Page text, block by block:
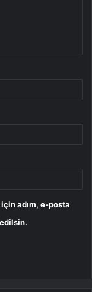
adım, e-posta